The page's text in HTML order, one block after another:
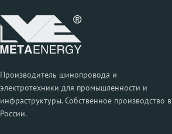
Производитель шинопровода и
электротехники для промышленности и
инфраструктуры. Собственное производство в
России.